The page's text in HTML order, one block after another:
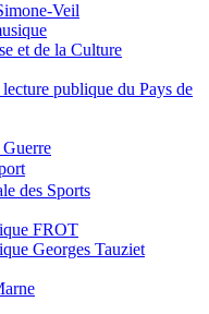
Veil
et de la Culture
publique du Pays de
des Sports
FROT
Georges Tauziet